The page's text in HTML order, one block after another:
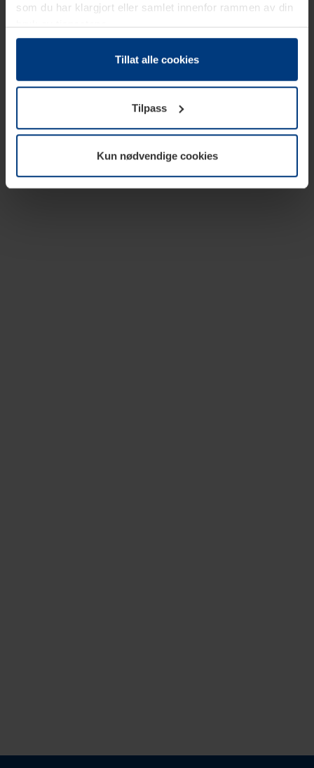
som du har klargjort eller samlet innenfor rammen av din
bruk av tjenestene.
Etter loven kan vi lagre informasjonskapsler på din
datamaskin, hvis disse er absolutt nødvendig for drift av
trenger vi din tillatelse. Du kan når som helst endre eller
tilbakekalle ditt samtykke i forklaringen av
informasjonskapselen på sidenPersonvernerklæringpå
Tillat alle cookies
Tilpass
Kun nødvendige cookies